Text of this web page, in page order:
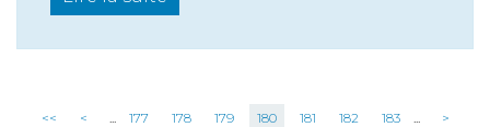
<< < 177 178 179 180 181 182 183 >